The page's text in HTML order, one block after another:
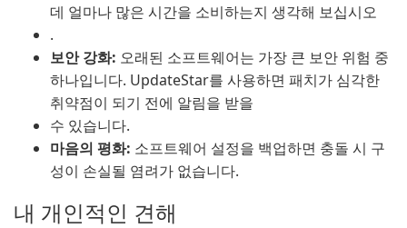
데 얼마나 많은 시간을 소비하는지 생각해 보십시오
.
보안 강화: 오래된 소프트웨어는 가장 큰 보안 위험 중
하나입니다. UpdateStar를 사용하면 패치가 심각한
취약점이 되기 전에 알림을 받을
수 있습니다.
마음의 평화: 소프트웨어 설정을 백업하면 충돌 시 구
성이 손실될 염려가 없습니다.
내 개인적인 견해